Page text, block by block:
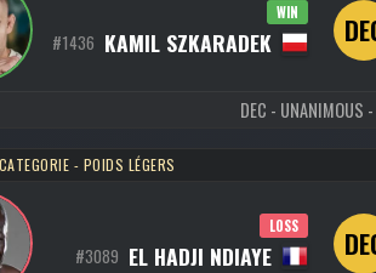
WIN
#1436 KAMIL SZKARADEK
DEC - UNANIMOUS
- POIDS LÉGERS
LOSS
#3089 EL HADJI NDIAYE